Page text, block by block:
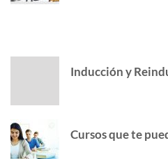
Inducción y
Cursos que te